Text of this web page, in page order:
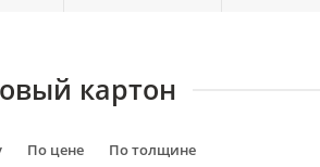
картон
По цене По толщине